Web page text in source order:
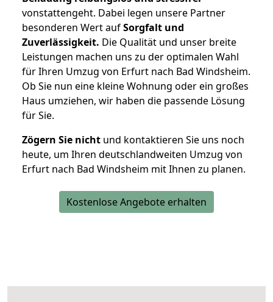
vonstattengeht. Dabei legen unsere Partner
besonderen Wert aufSorgfalt und
Zuverlässigkeit. Die Qualität und unser breite
Leistungen machen uns zu der optimalen Wahl
für Ihren Umzug von Erfurt nach Bad Windsheim.
Ob Sie nun eine kleine Wohnung oder ein großes
Haus umziehen, wir haben die passende Lösung
für Sie.
Zögern Sie nicht und kontaktieren Sie uns noch
heute, um Ihren deutschlandweiten Umzug von
Erfurt nach Bad Windsheim mit Ihnen zu planen.
Kostenlose Angebote erhalten